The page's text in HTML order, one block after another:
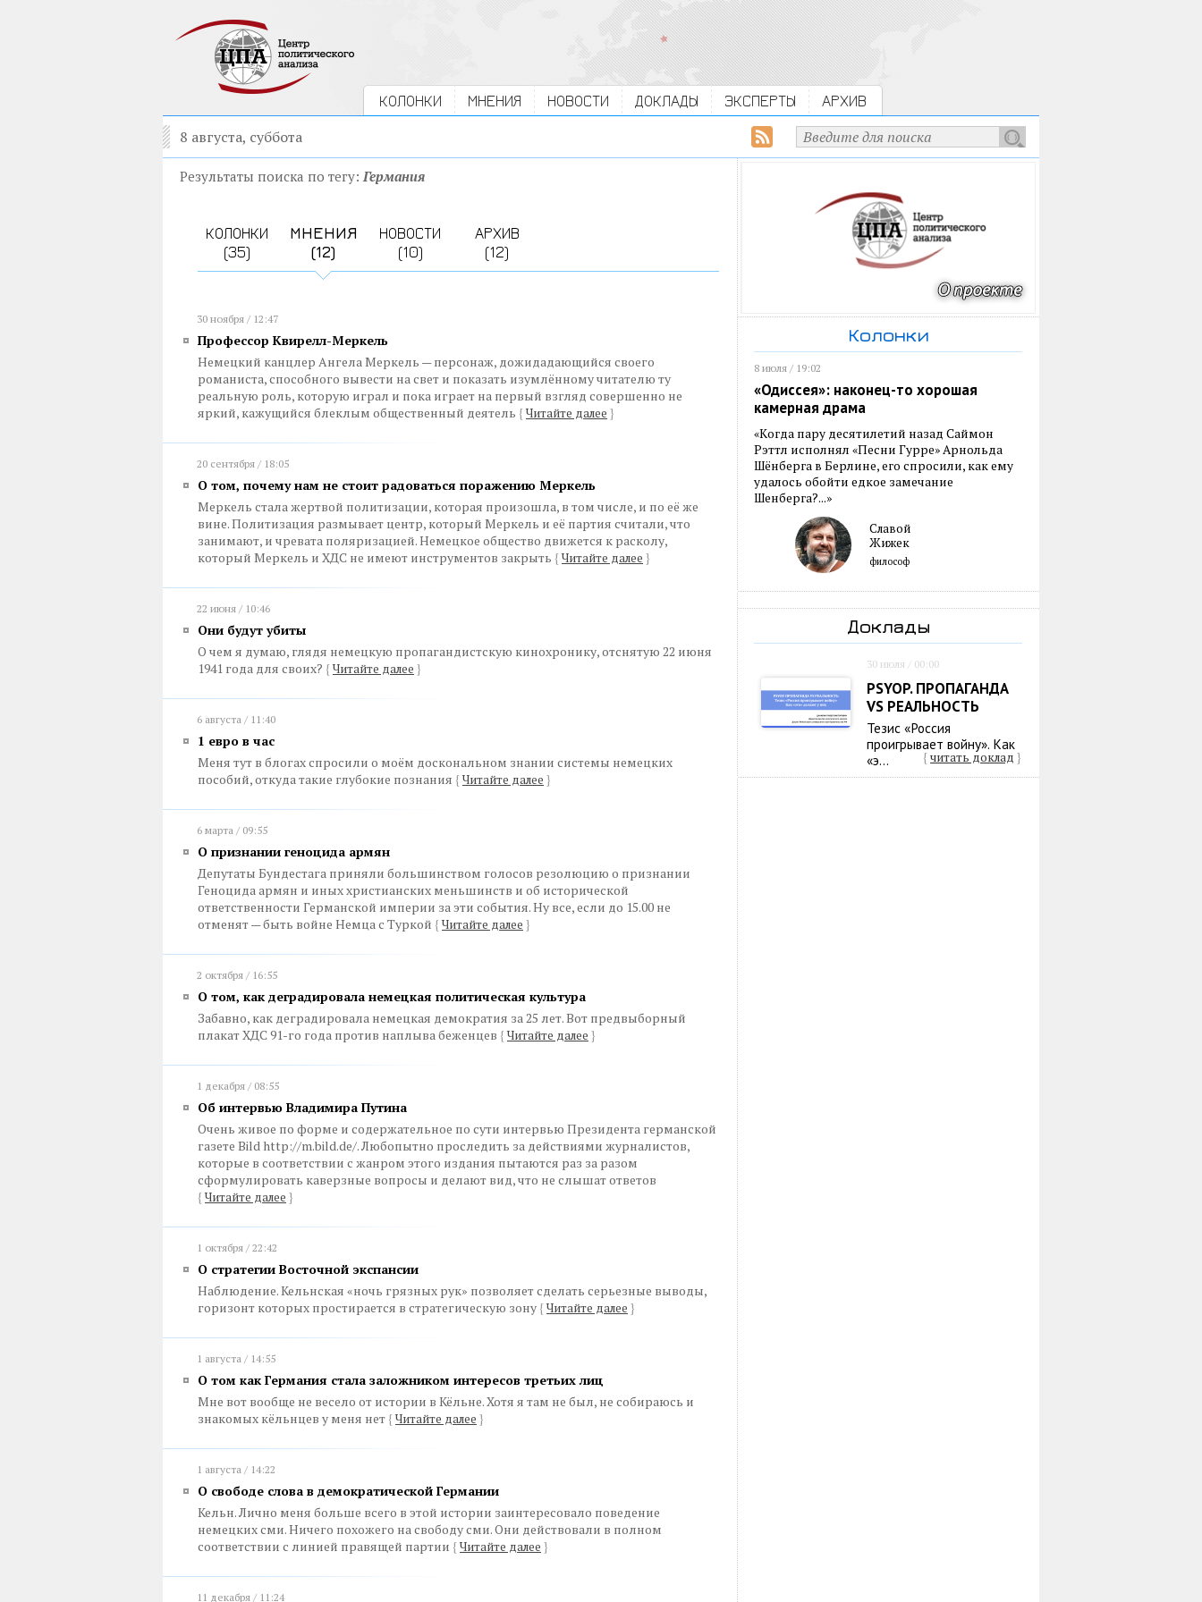
КОЛОНКИ МНЕНИЯ НОВОСТИ ДОКЛАДЫ ЭКСПЕРТЫ АРХИВ
8 августа, суббота
Результаты поиска по тегу:Германия
КОЛОНКИ
(35)
МНЕНИЯ
(12)
НОВОСТИ
(10)
АРХИВ
(12)
30 ноября / 12:47
Профессор Квирелл-Меркель
Немецкий канцлер Ангела Меркель — персонаж, дожидадающийся своего
романиста, способного вывести на свет и показать изумлённому читателю ту
реальную роль, которую играл и пока играет на первый взгляд совершенно не
яркий, кажущийся блеклым общественный деятель { Читайте далее }
20 сентября / 18:05
О том, почему нам не стоит радоваться поражению Меркель
Меркель стала жертвой политизации, которая произошла, в том числе, и по её же
вине. Политизация размывает центр, который Меркель и её партия считали, что
занимают, и чревата поляризацией. Немецкое общество движется к расколу,
который Меркель и ХДС не имеют инструментов закрыть { Читайте далее }
22 июня / 10:46
Они будут убиты
О чем я думаю, глядя немецкую пропагандистскую кинохронику, отснятую 22 июня
1941 года для своих? { Читайте далее }
6 августа / 11:40
1 евро в час
Меня тут в блогах спросили о моём доскональном знании системы немецких
пособий, откуда такие глубокие познания { Читайте далее }
6 марта / 09:55
О признании геноцида армян
Депутаты Бундестага приняли большинством голосов резолюцию о признании
Геноцида армян и иных христианских меньшинств и об исторической
ответственности Германской империи за эти события. Ну все, если до 15.00 не
отменят — быть войне Немца с Туркой { Читайте далее }
2 октября / 16:55
О том, как деградировала немецкая политическая культура
Забавно, как деградировала немецкая демократия за 25 лет. Вот предвыборный
плакат ХДС 91-го года против наплыва беженцев { Читайте далее }
1 декабря / 08:55
Об интервью Владимира Путина
Очень живое по форме и содержательное по сути интервью Президента германской
газете Bild http://m.bild.de/. Любопытно проследить за действиями журналистов,
которые в соответствии с жанром этого издания пытаются раз за разом
сформулировать каверзные вопросы и делают вид, что не слышат ответов
{ Читайте далее }
1 октября / 22:42
О стратегии Восточной экспансии
Наблюдение. Кельнская «ночь грязных рук» позволяет сделать серьезные выводы,
горизонт которых простирается в стратегическую зону { Читайте далее }
1 августа / 14:55
О том как Германия стала заложником интересов третьих лиц
Мне вот вообще не весело от истории в Кёльне. Хотя я там не был, не собираюсь и
знакомых кёльнцев у меня нет { Читайте далее }
1 августа / 14:22
О свободе слова в демократической Германии
Кельн. Лично меня больше всего в этой истории заинтересовало поведение
немецких сми. Ничего похожего на свободу сми. Они действовали в полном
соответствии с линией правящей партии { Читайте далее }
11 декабря / 11:24
Колонки
8 июля / 19:02
«Одиссея»: наконец-то хорошая
камерная драма
«Когда пару десятилетий назад Саймон
Рэттл исполнял «Песни Гурре» Арнольда
Шёнберга в Берлине, его спросили, как ему
удалось обойти едкое замечание
Шенберга?...»
Славой
Жижек
философ
Доклады
30 июля / 00:00
PSYOP. ПРОПАГАНДА
VS РЕАЛЬНОСТЬ
Тезис «Россия
проигрывает войну». Как
«э...
{ читать доклад }